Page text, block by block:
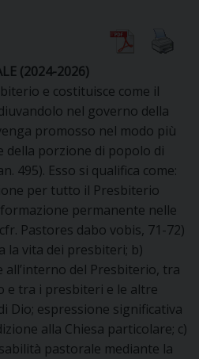
(2024-2026)
e costituisce come il
nel governo della
promosso nel modo più
della porzione di popolo di
495). Esso si qualifica come:
per tutto il Presbiterio
permanente nelle
Pastores dabo vobis, 71-72)
la vita dei presbiteri; b)
del Presbiterio, tra
e tra i presbiteri e le altre
Dio; espressione significativa
alla Chiesa particolare; c)
pastorale mediante la